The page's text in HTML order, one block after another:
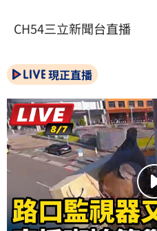
CH54三立新聞台直播
現正直播